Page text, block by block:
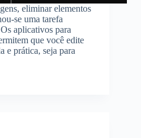
eliminar elementos
se uma tarefa
aplicativos para
que você edite
e prática, seja para